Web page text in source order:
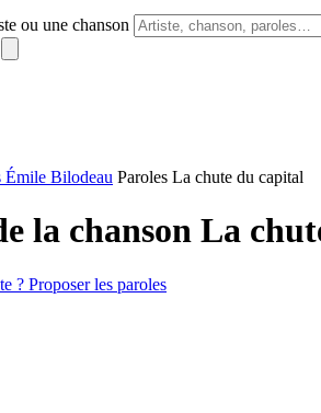
ou une chanson
Émile Bilodeau Paroles La chute du capital
la chanson La
? Proposer les paroles